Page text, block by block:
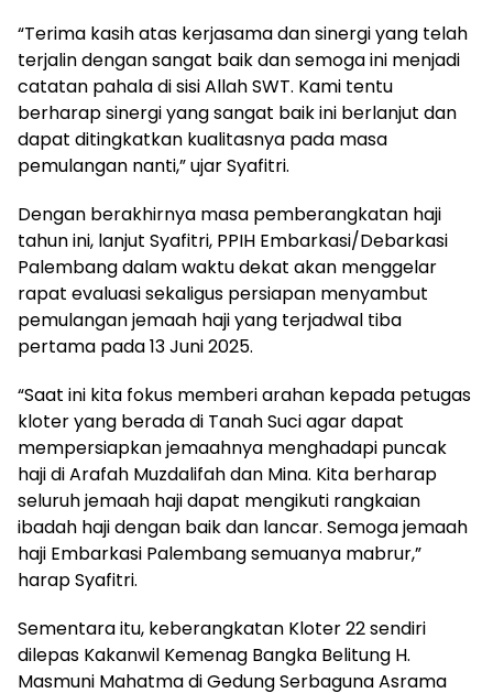
“Terima kasih atas kerjasama dan sinergi yang telah
terjalin dengan sangat baik dan semoga ini menjadi
catatan pahala di sisi Allah SWT. Kami tentu
berharap sinergi yang sangat baik ini berlanjut dan
dapat ditingkatkan kualitasnya pada masa
pemulangan nanti,” ujar Syafitri.
Dengan berakhirnya masa pemberangkatan haji
tahun ini, lanjut Syafitri, PPIH Embarkasi/Debarkasi
Palembang dalam waktu dekat akan menggelar
rapat evaluasi sekaligus persiapan menyambut
pemulangan jemaah haji yang terjadwal tiba
pertama pada 13 Juni 2025.
“Saat ini kita fokus memberi arahan kepada petugas
kloter yang berada di Tanah Suci agar dapat
mempersiapkan jemaahnya menghadapi puncak
haji di Arafah Muzdalifah dan Mina. Kita berharap
seluruh jemaah haji dapat mengikuti rangkaian
ibadah haji dengan baik dan lancar. Semoga jemaah
haji Embarkasi Palembang semuanya mabrur,”
harap Syafitri.
Sementara itu, keberangkatan Kloter 22 sendiri
dilepas Kakanwil Kemenag Bangka Belitung H.
Masmuni Mahatma di Gedung Serbaguna Asrama